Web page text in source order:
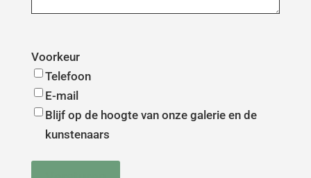
Voorkeur
Telefoon
E-mail
Blijf op de hoogte van onze galerie en de
kunstenaars